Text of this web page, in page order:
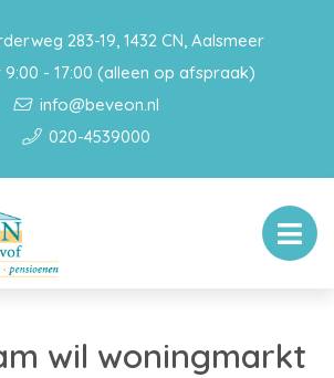
283-19, 1432 CN, Aalsmeer
9:00 - 17:00 (alleen op afspraak)
info@beveon.nl
020-4539000
wil woningmarkt